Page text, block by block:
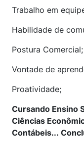
Trabalho em
Habilidade de
Postura Comercial;
Vontade de
Proatividade;
Cursando Ensino
Ciências
Contábeis...